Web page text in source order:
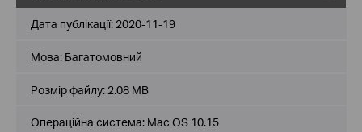
Дата публікації: 2020-11-19
Мова: Багатомовний
Розмір файлу: 2.08 MB
Операційна система: Mac OS 10.15